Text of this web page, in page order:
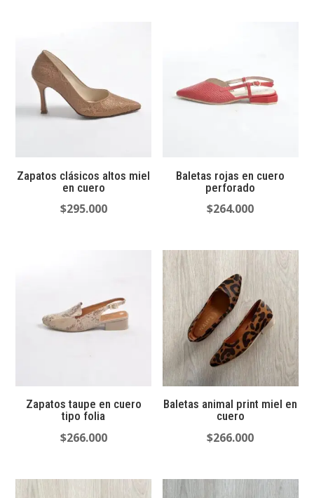
Zapatos clásicos altos miel
en cuero
$295.000
Baletas rojas en cuero
perforado
$264.000
Zapatos taupe en cuero
tipo folia
$266.000
Baletas animal print miel en
cuero
$266.000